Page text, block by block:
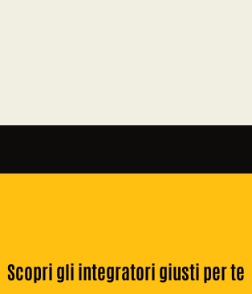
Scopri gli integratori giusti per te